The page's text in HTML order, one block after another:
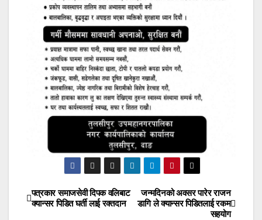
Post
जन्मदिनको अवसर पारेर राजन
डागि ले क्यान्सर पिडितलाई रकम
सहयोग
पत्रकार समाजसेवी दिपक वलिबाट
क्यान्सर पिडित घर्ती लाई रक्तदान